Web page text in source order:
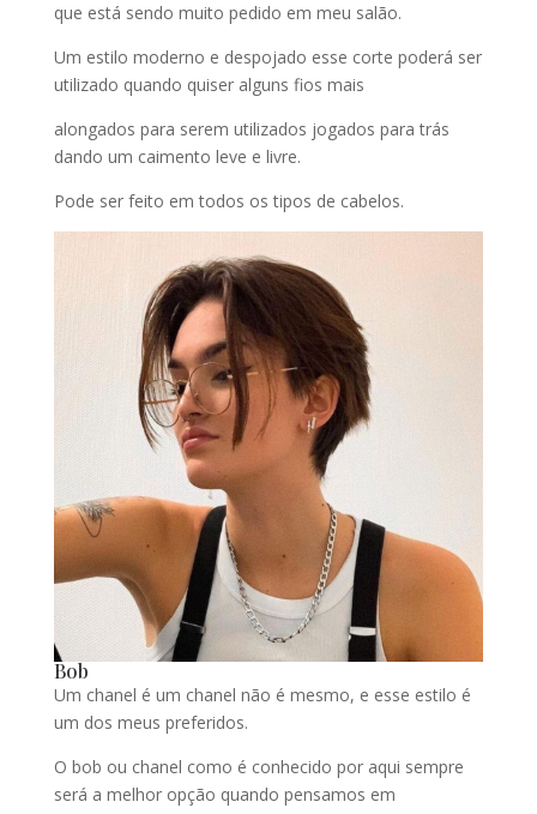
que está sendo muito pedido em meu salão.
Um estilo moderno e despojado esse corte poderá ser
utilizado quando quiser alguns fios mais
alongados para serem utilizados jogados para trás
dando um caimento leve e livre.
Pode ser feito em todos os tipos de cabelos.
Bob
Um chanel é um chanel não é mesmo, e esse estilo é
um dos meus preferidos.
O bob ou chanel como é conhecido por aqui sempre
será a melhor opção quando pensamos em